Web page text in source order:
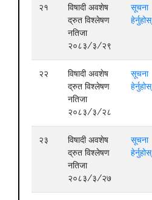
२१
विषादी अवशेष
द्रुत विश्लेषण
नतिजा
२०८३/३/२९
सूचना
हेर्नुहोस्
२२
विषादी अवशेष
द्रुत विश्लेषण
नतिजा
२०८३/३/२८
सूचना
हेर्नुहोस्
२३
विषादी अवशेष
द्रुत विश्लेषण
नतिजा
२०८३/३/२७
सूचना
हेर्नुहोस्